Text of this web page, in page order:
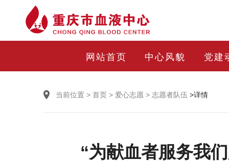
网站首页 中心风貌 党建
当前位置 > 首页 > 爱心志愿 > 志愿者队伍 >详情
“为献血者服务我